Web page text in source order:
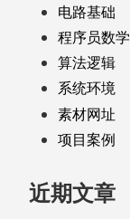
电路基础
程序员数学
算法逻辑
系统环境
素材网址
项目案例
近期文章